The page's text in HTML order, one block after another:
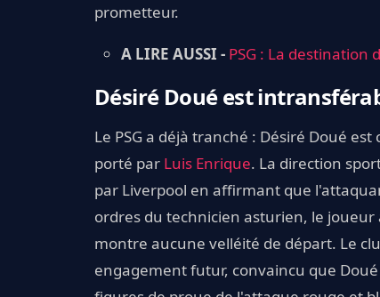
prometteur.
A LIRE AUSSI - PSG : La destination
Désiré Doué est
Le PSG a déjà tranché : Désiré Doué
porté par Luis Enrique. La direction
par Liverpool en affirmant que
ordres du technicien asturien, le
montre aucune velléité de départ. Le
engagement futur, convaincu que